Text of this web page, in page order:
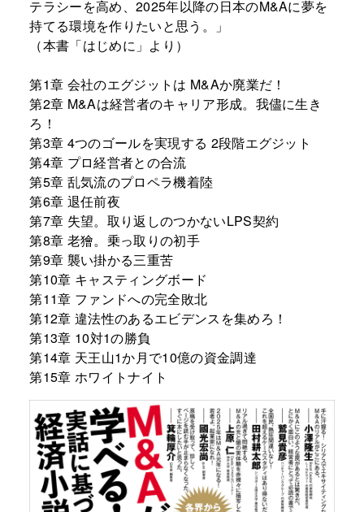
テラシーを高め、2025年以降の日本のM&Aに夢を
持てる環境を作りたいと思う。」
（本書「はじめに」より）
第1章 会社のエグジットは M&Aか廃業だ！
第2章 M&Aは経営者のキャリア形成。我儘に生き
ろ！
第3章 4つのゴールを実現する 2段階エグジット
第4章 プロ経営者との合流
第5章 乱気流のプロペラ機着陸
第6章 退任前夜
第7章 失望。取り返しのつかないLPS契約
第8章 老獪。乗っ取りの初手
第9章 襲い掛かる三重苦
第10章 キャスティングボード
第11章 ファンドへの完全敗北
第12章 違法性のあるエビデンスを集めろ！
第13章 10対1の勝負
第14章 天王山1か月で10億の資金調達
第15章 ホワイトナイト